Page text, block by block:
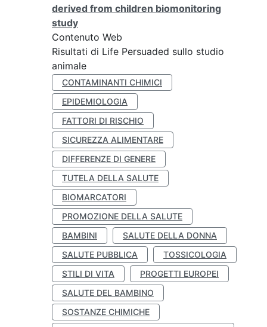
derived from children biomonitoring
study
Contenuto Web
Risultati di Life Persuaded sullo studio
animale
CONTAMINANTI CHIMICI
EPIDEMIOLOGIA
FATTORI DI RISCHIO
SICUREZZA ALIMENTARE
DIFFERENZE DI GENERE
TUTELA DELLA SALUTE
BIOMARCATORI
PROMOZIONE DELLA SALUTE
BAMBINI
SALUTE DELLA DONNA
SALUTE PUBBLICA
TOSSICOLOGIA
STILI DI VITA
PROGETTI EUROPEI
SALUTE DEL BAMBINO
SOSTANZE CHIMICHE